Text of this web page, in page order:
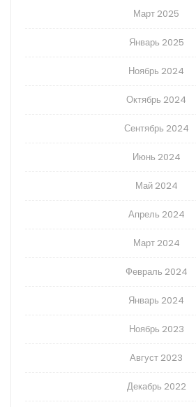
Март 2025
Январь 2025
Ноябрь 2024
Октябрь 2024
Сентябрь 2024
Июнь 2024
Май 2024
Апрель 2024
Март 2024
Февраль 2024
Январь 2024
Ноябрь 2023
Август 2023
Декабрь 2022